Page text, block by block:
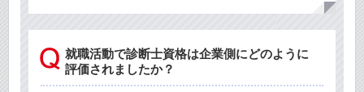
就職活動で診断士資格は企業側にどのように
評価されましたか？